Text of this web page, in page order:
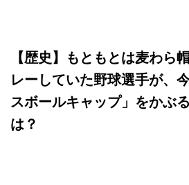
【歴史】もともとは麦わら
レーしていた野球選手が、
スボールキャップ」をかぶ
は？